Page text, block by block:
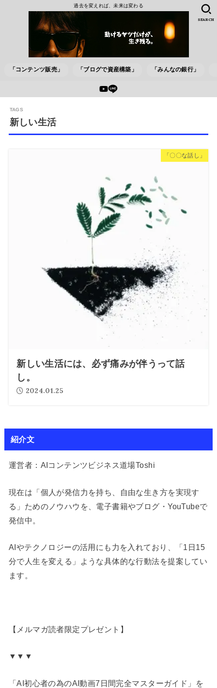
過去を変えれば、未来は変わる
「コンテンツ販売」 「ブログで資産構築」 「みんなの銀行」
SEARCH
新しい生活
「〇〇な話し」
新しい生活には、必ず痛みが伴うって話
し。
2024.01.25
紹介文
運営者：AIコンテンツビジネス道場Toshi
現在は「個人が発信力を持ち、自由な生き方を実現す
る」ためのノウハウを、電子書籍やブログ・YouTubeで
発信中。
AIやテクノロジーの活用にも力を入れており、「1日15
分で人生を変える」ような具体的な行動法を提案してい
ます。
【メルマガ読者限定プレゼント】
▼▼▼
「AI初心者の為のAI動画7日間完全マスターガイド」を